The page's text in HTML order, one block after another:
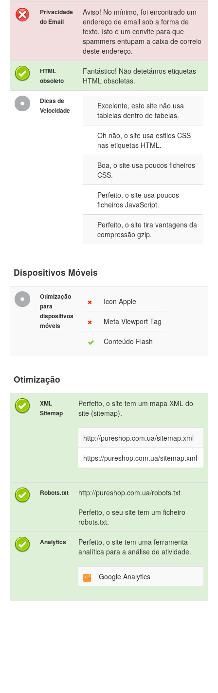
Privacidade
do Email
Aviso! No mínimo, foi encontrado um
endereço de email sob a forma de
texto. Isto é um convite para que
spammers entupam a caixa de correio
deste endereço.
HTML
obsoleto
Fantástico! Não detetámos etiquetas
HTML obsoletas.
Dicas de
Velocidade
Excelente, este site não usa
tablelas dentro de tabelas.
Oh não, o site usa estilos CSS
nas etiquetas HTML.
Boa, o site usa poucos ficheiros
CSS.
Perfeito, o site usa poucos
ficheiros JavaScript.
Perfeito, o site tira vantagens da
compressão gzip.
Dispositivos Móveis
Otimização
para
dispositivos
móveis
Icon Apple
Meta Viewport Tag
Conteúdo Flash
Otimização
XML
Sitemap
Perfeito, o site tem um mapa XML do
site (sitemap).
http://pureshop.com.ua/sitemap.xml
https://pureshop.com.ua/sitemap.xml
Robots.txt
http://pureshop.com.ua/robots.txt
Perfeito, o seu site tem um ficheiro
robots.txt.
Analytics
Perfeito, o site tem uma ferramenta
analítica para a análise de atividade.
Google Analytics